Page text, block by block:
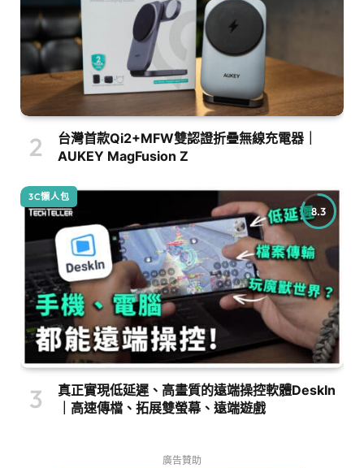
台灣首款Qi2+MFW雙認證折疊無線充電器｜
AUKEY MagFusion Z
8.3
3C懶人包
真正實現低延遲、高畫質的遠端操控軟體DeskIn
｜高速傳檔、拓展雙螢幕、遠端遊戲
廣告贊助